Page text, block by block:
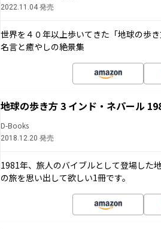
2022.11.04 発売
世界を４０年以上歩いてきた「地球の歩
名言と癒やしの絶景集
地球の歩き方 3 インド・ネパール
D-Books
2018.12.20 発売
1981年、旅人のバイブルとして登場し
の旅を思い出して欲しい1冊です。